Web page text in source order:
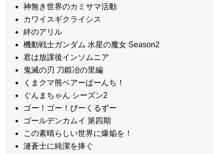
神無き世界のカミサマ活動
カワイスギクライシス
絆のアリル
機動戦士ガンダム 水星の魔女 Season2
君は放課後インソムニア
鬼滅の刃 刀鍛冶の里編
くまクマ熊ベアーぱーんち！
ぐんまちゃん シーズン2
ゴー！ゴー！びーくるずー
ゴールデンカムイ 第四期
この素晴らしい世界に爆焔を！
漣蒼士に純潔を捧ぐ